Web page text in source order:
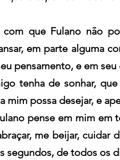
com que Fulano não
em parte alguma
pensamento, e em
tenha de sonhar,
mim possa desejar, e
pense em mim em
me beijar,
segundos, de todos os